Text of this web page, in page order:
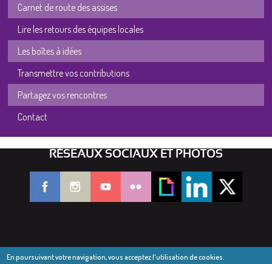
Carnet de route des assises
Lire les retours des équipes locales
Les boîtes à idées
Transmettre vos contributions
Partagez vos rencontres
Contact
RÉSEAUX SOCIAUX ET PHOTOS
En poursuivant votre navigation, vous acceptez l'utilisation de cookies.